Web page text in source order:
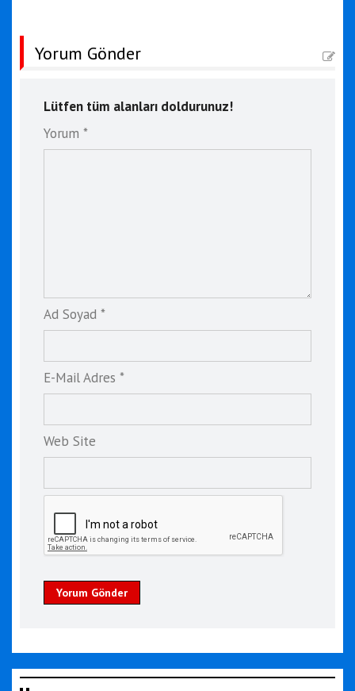
Yorum Gönder
Lütfen tüm alanları doldurunuz!
Yorum *
Ad Soyad *
E-Mail Adres *
Web Site
Yorum Gönder